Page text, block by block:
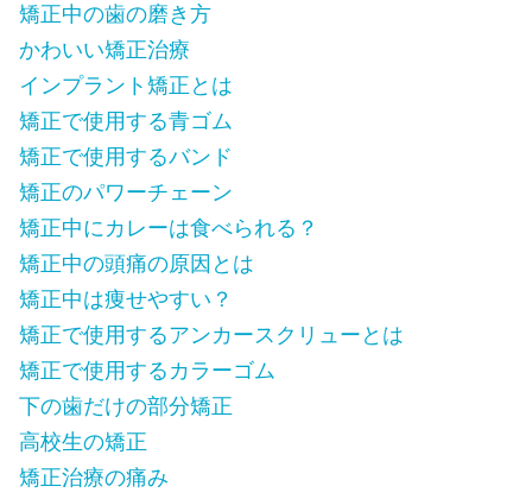
矯正中の歯の磨き方
かわいい矯正治療
インプラント矯正とは
矯正で使用する青ゴム
矯正で使用するバンド
矯正のパワーチェーン
矯正中にカレーは食べられる？
矯正中の頭痛の原因とは
矯正中は痩せやすい？
矯正で使用するアンカースクリューとは
矯正で使用するカラーゴム
下の歯だけの部分矯正
高校生の矯正
矯正治療の痛み